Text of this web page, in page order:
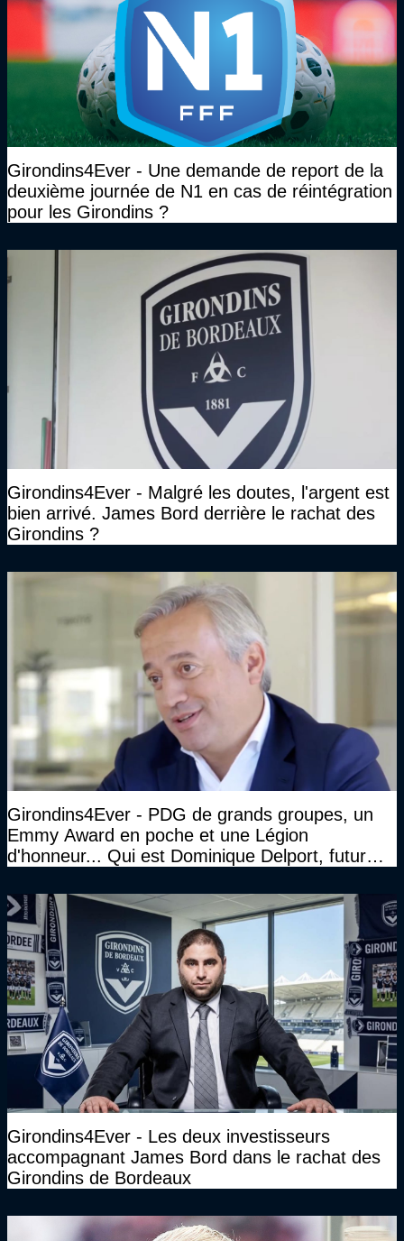
Girondins4Ever - Une demande de report de la
deuxième journée de N1 en cas de réintégration
pour les Girondins ?
Girondins4Ever - Malgré les doutes, l'argent est
bien arrivé. James Bord derrière le rachat des
Girondins ?
Girondins4Ever - PDG de grands groupes, un
Emmy Award en poche et une Légion
d'honneur... Qui est Dominique Delport, futur
Girondins4Ever - Les deux investisseurs
accompagnant James Bord dans le rachat des
Girondins de Bordeaux